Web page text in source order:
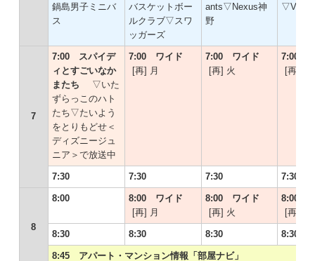
鍋島男子ミニバ
ス
バスケットボー
ルクラブ▽スワ
ッガーズ
ants▽Nexus神
野
▽VC鍋
7
7:00 スパイデ
ィとすごいなか
またち
▽いた
ずらっこのハト
たち▽たいよう
をとりもどせ＜
ディズニージュ
ニア＞で放送中
7:00 ワイド
[再] 月
7:00 ワイド
[再] 火
7:00
[再] 水
7:30 7:30 7:30 7:30
8
8:00
8:00 ワイド
[再] 月
8:00 ワイド
[再] 火
8:00
[再] 水
8:30 8:30 8:30 8:30
8:45 アパート・マンション情報「部屋ナビ」